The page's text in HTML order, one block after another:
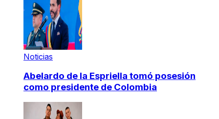
Noticias
Abelardo de la Espriella tomó posesión
como presidente de Colombia